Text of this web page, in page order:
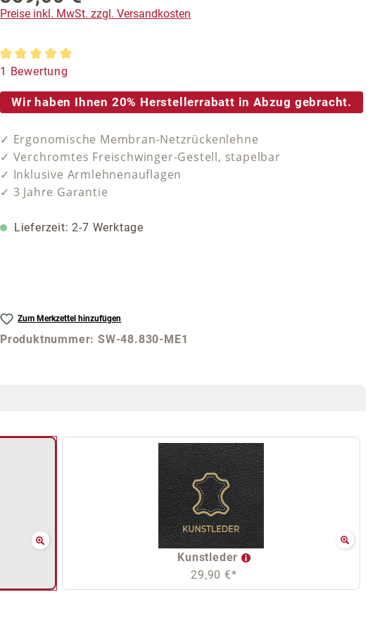
Preise inkl. MwSt. zzgl. Versandkosten
Durchschnittliche Bewertung von 5 von 5 Sternen
1 Bewertung
Wir haben Ihnen 20% Herstellerrabatt in Abzug gebracht.
✓ Ergonomische Membran-Netzrückenlehne
✓ Verchromtes Freischwinger-Gestell, stapelbar
✓ Inklusive Armlehnenauflagen
✓ 3 Jahre Garantie
Lieferzeit: 2-7 Werktage
Zum Merkzettel hinzufügen
Produktnummer:SW-48.830-ME1
Kunstleder
29,90 €*